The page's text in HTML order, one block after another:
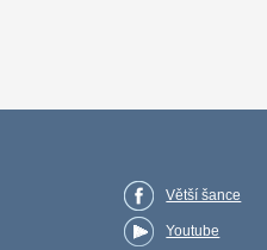
Větší šance
Youtube